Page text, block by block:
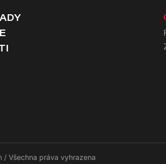
/ Všechna práva vyhrazena